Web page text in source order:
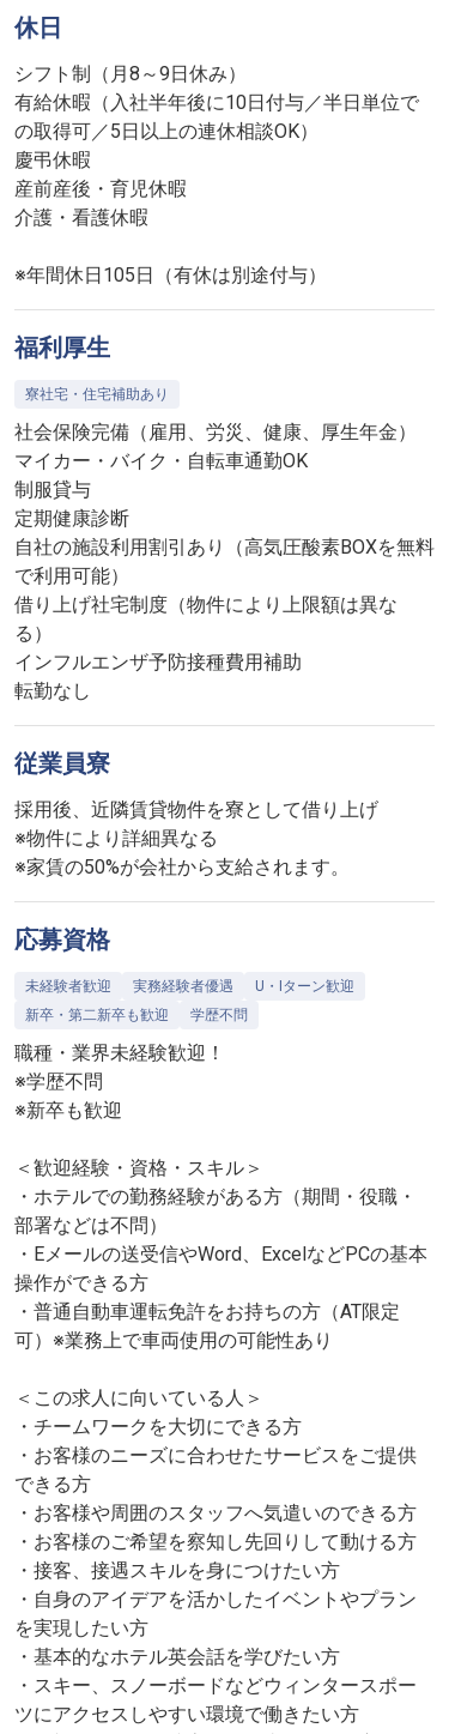
休日
シフト制（月8～9日休み）
有給休暇（入社半年後に10日付与／半日単位で
の取得可／5日以上の連休相談OK）
慶弔休暇
産前産後・育児休暇
介護・看護休暇
※年間休日105日（有休は別途付与）
福利厚生
寮社宅・住宅補助あり
社会保険完備（雇用、労災、健康、厚生年金）
マイカー・バイク・自転車通勤OK
制服貸与
定期健康診断
自社の施設利用割引あり（高気圧酸素BOXを無料
で利用可能）
借り上げ社宅制度（物件により上限額は異な
る）
インフルエンザ予防接種費用補助
転勤なし
従業員寮
採用後、近隣賃貸物件を寮として借り上げ
※物件により詳細異なる
※家賃の50%が会社から支給されます。
応募資格
未経験者歓迎 実務経験者優遇
U・Iターン歓迎
新卒・第二新卒も歓迎
学歴不問
職種・業界未経験歓迎！
※学歴不問
※新卒も歓迎
＜歓迎経験・資格・スキル＞
・ホテルでの勤務経験がある方（期間・役職・
部署などは不問）
・Eメールの送受信やWord、ExcelなどPCの基本
操作ができる方
・普通自動車運転免許をお持ちの方（AT限定
可）※業務上で車両使用の可能性あり
＜この求人に向いている人＞
・チームワークを大切にできる方
・お客様のニーズに合わせたサービスをご提供
できる方
・お客様や周囲のスタッフへ気遣いのできる方
・お客様のご希望を察知し先回りして動ける方
・接客、接遇スキルを身につけたい方
・自身のアイデアを活かしたイベントやプラン
を実現したい方
・基本的なホテル英会話を学びたい方
・スキー、スノーボードなどウィンタースポー
ツにアクセスしやすい環境で働きたい方